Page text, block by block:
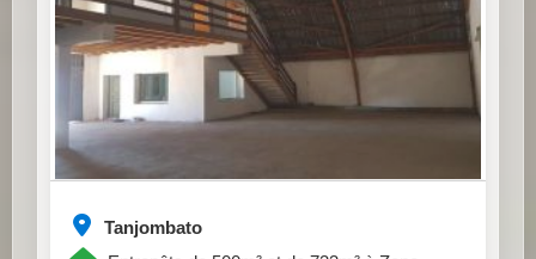
Tanjombato